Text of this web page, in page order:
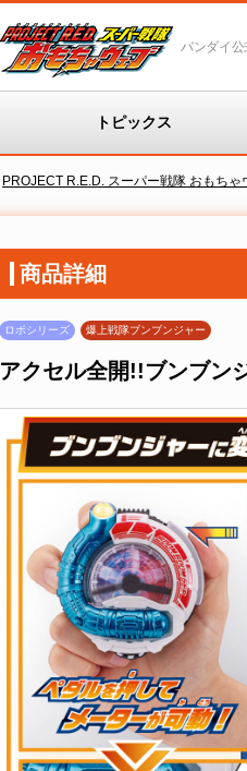
バンダイ公
トピックス
PROJECT R.E.D. スーパー戦隊 おもちゃ
商品詳細
ロボシリーズ 爆上戦隊ブンブンジャー
アクセル全開!!ブンブン